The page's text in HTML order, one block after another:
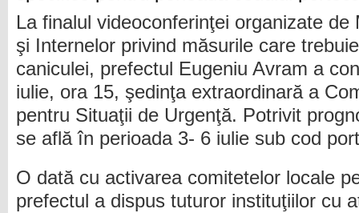
La finalul videoconferinţei organizate de
şi Internelor privind măsurile care
caniculei, prefectul Eugeniu Avram a
iulie, ora 15, şedinţa extraordinară a
pentru Situaţii de Urgenţă. Potrivit
se află în perioada 3- 6 iulie sub cod
O dată cu activarea comitetelor locale
prefectul a dispus tuturor instituţiilor cu